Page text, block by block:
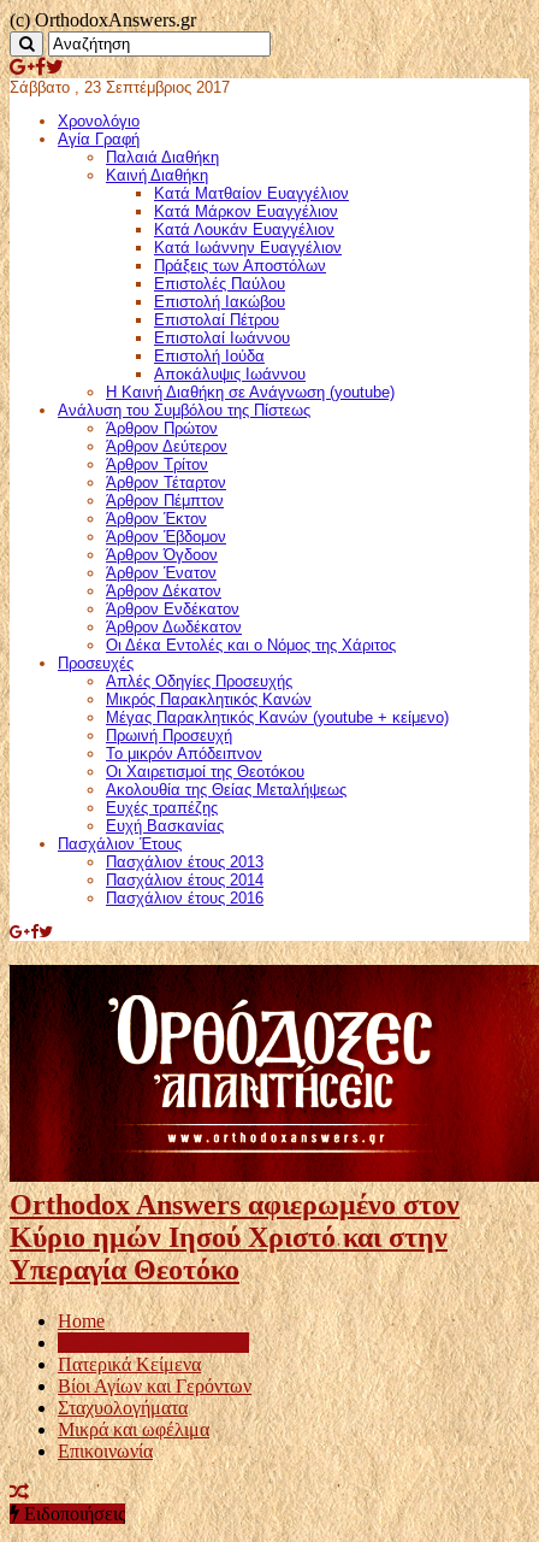
(c) OrthodoxAnswers.gr
Σάββατο , 23 Σεπτέμβριος 2017
Χρονολόγιο
Αγία Γραφή
Παλαιά Διαθήκη
Καινή Διαθήκη
Κατά Ματθαίον Ευαγγέλιον
Κατά Μάρκον Ευαγγέλιον
Κατά Λουκάν Ευαγγέλιον
Κατά Ιωάννην Ευαγγέλιον
Πράξεις των Αποστόλων
Επιστολές Παύλου
Επιστολή Ιακώβου
Επιστολαί Πέτρου
Επιστολαί Ιωάννου
Επιστολή Ιούδα
Αποκάλυψις Ιωάννου
Η Καινή Διαθήκη σε Ανάγνωση (youtube)
Ανάλυση του Συμβόλου της Πίστεως
Άρθρον Πρώτον
Άρθρον Δεύτερον
Άρθρον Τρίτον
Άρθρον Τέταρτον
Άρθρον Πέμπτον
Άρθρον Έκτον
Άρθρον Έβδομον
Άρθρον Όγδοον
Άρθρον Ένατον
Άρθρον Δέκατον
Άρθρον Ενδέκατον
Άρθρον Δωδέκατον
Οι Δέκα Εντολές και ο Νόμος της Χάριτος
Προσευχές
Απλές Οδηγίες Προσευχής
Μικρός Παρακλητικός Κανών
Μέγας Παρακλητικός Κανών (youtube + κείμενο)
Πρωινή Προσευχή
Το μικρόν Απόδειπνον
Οι Χαιρετισμοί της Θεοτόκου
Ακολουθία της Θείας Μεταλήψεως
Ευχές τραπέζης
Ευχή Βασκανίας
Πασχάλιον Έτους
Πασχάλιον έτους 2013
Πασχάλιον έτους 2014
Πασχάλιον έτους 2016
Orthodox Answers αφιερωμένο στον
Κύριο ημών Ιησού Χριστό και στην
Υπεραγία Θεοτόκο
Home
Πατερικά Κείμενα
Βίοι Αγίων και Γερόντων
Σταχυολογήματα
Μικρά και ωφέλιμα
Επικοινωνία
Ειδοποιήσεις